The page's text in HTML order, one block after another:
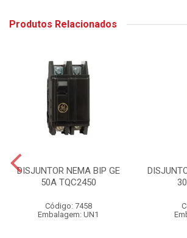
Produtos Relacionados
DISJUNTOR NEMA BIP GE
50A TQC2450
Código: 7458
Embalagem: UN1